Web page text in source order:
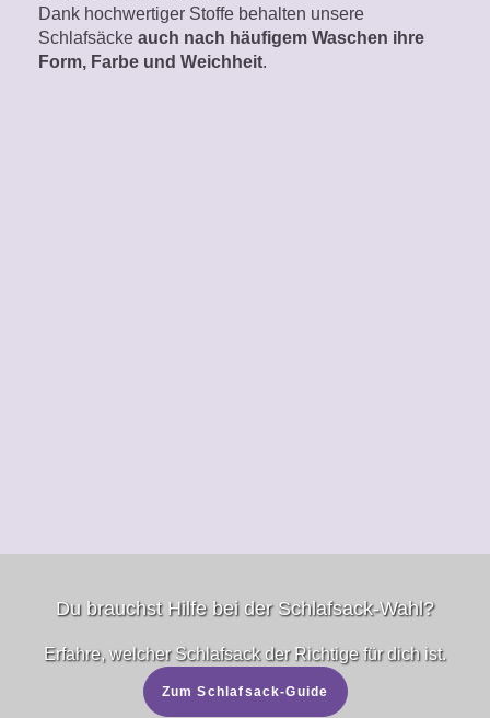
Dank hochwertiger Stoffe behalten unsere
Schlafsäcke auch nach häufigem Waschen ihre
Form, Farbe und Weichheit.
Du brauchst Hilfe bei der Schlafsack-Wahl?
Erfahre, welcher Schlafsack der Richtige für dich ist.
Zum Schlafsack-Guide